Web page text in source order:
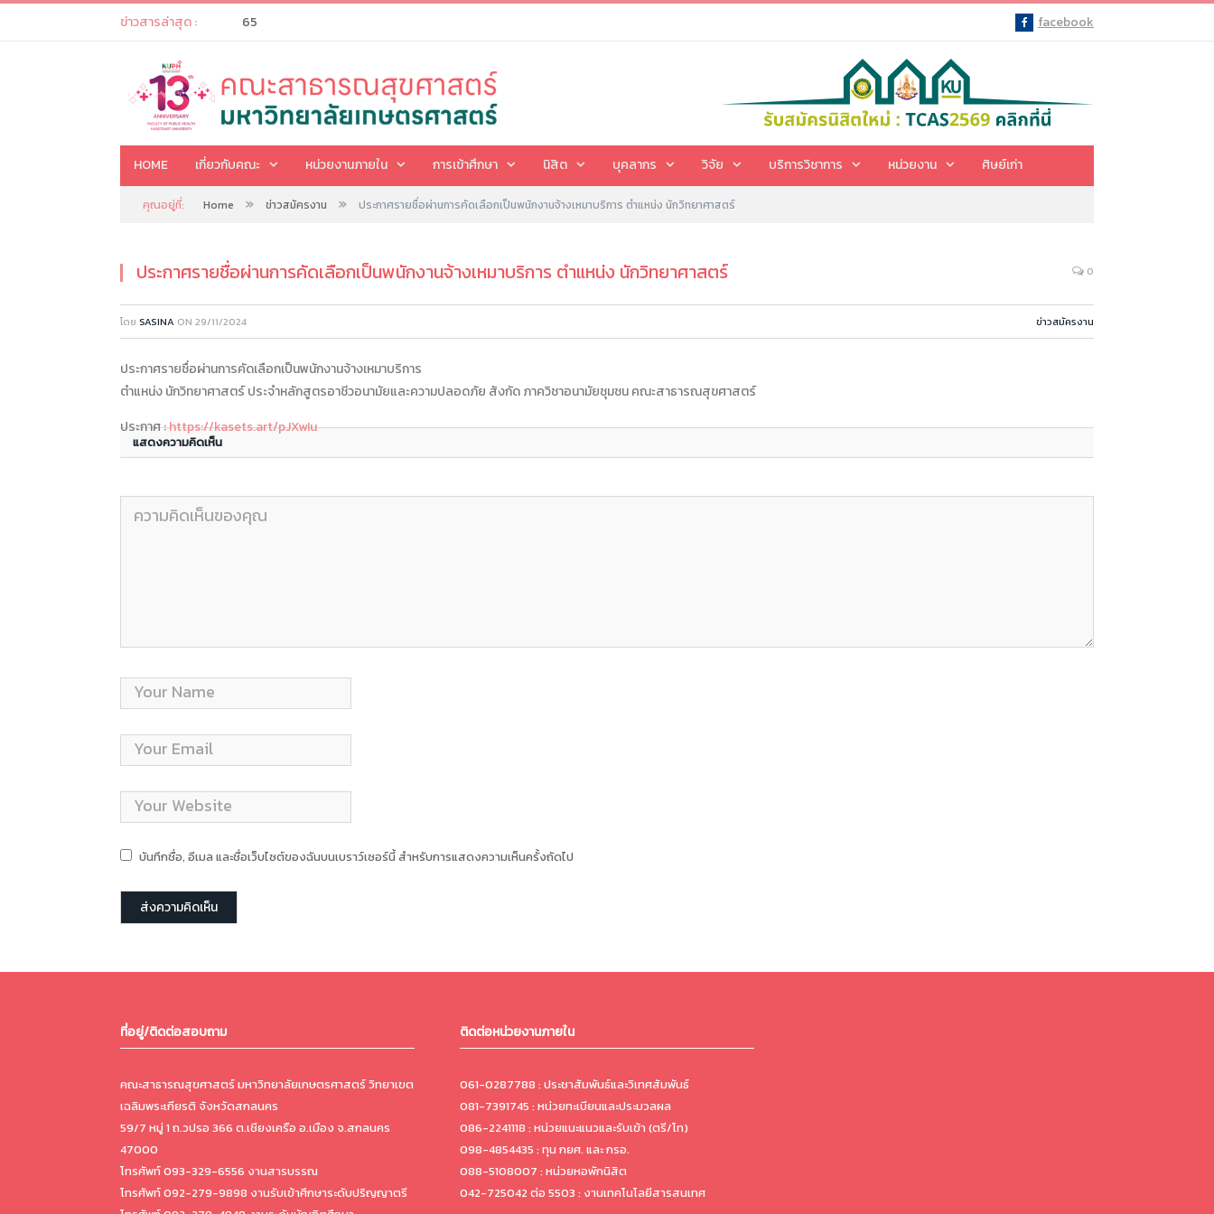
ข่าวสารล่าสุด : 65 Facebook
facebook
HOME เกี่ยวกับคณะ หน่วยงานภายใน การเข้าศึกษา นิสิต บุคลากร วิจัย บริการวิชาการ หน่วยงาน ศิษย์เก่า
คุณอยู่ที่: Home » ข่าวสมัครงาน » ประกาศรายชื่อผ่านการคัดเลือกเป็นพนักงานจ้างเหมาบริการ ตำแหน่ง นักวิทยาศาสตร์
ประกาศรายชื่อผ่านการคัดเลือกเป็นพนักงานจ้างเหมาบริการ ตำแหน่ง นักวิทยาศาสตร์ 0
โดย SASINA ON 29/11/2024 ข่าวสมัครงาน
ประกาศรายชื่อผ่านการคัดเลือกเป็นพนักงานจ้างเหมาบริการ
ตำแหน่ง นักวิทยาศาสตร์ ประจำหลักสูตรอาชีวอนามัยและความปลอดภัย สังกัด ภาควิชาอนามัยชุมชน คณะสาธารณสุขศาสตร์
ประกาศ :https://kasets.art/pJXwIu
แสดงความคิดเห็น
บันทึกชื่อ, อีเมล และชื่อเว็บไซต์ของฉันบนเบราว์เซอร์นี้ สำหรับการแสดงความเห็นครั้งถัดไป
ที่อยู่/ติดต่อสอบถาม
คณะสาธารณสุขศาสตร์ มหาวิทยาลัยเกษตรศาสตร์ วิทยาเขต
เฉลิมพระเกียรติ จังหวัดสกลนคร
59/7 หมู่ 1 ถ.วปรอ 366 ต.เชียงเครือ อ.เมือง จ.สกลนคร
47000
โทรศัพท์ 093-329-6556 งานสารบรรณ
โทรศัพท์ 092-279-9898 งานรับเข้าศึกษาระดับปริญญาตรี
ติดต่อหน่วยงานภายใน
061-0287788 : ประชาสัมพันธ์และวิเทศสัมพันธ์
081-7391745 : หน่วยทะเบียนและประมวลผล
086-2241118 : หน่วยแนะแนวและรับเข้า (ตรี/โท)
098-4854435 : ทุน กยศ. และ กรอ.
088-5108007 : หน่วยหอพักนิสิต
042-725042 ต่อ 5503 : งานเทคโนโลยีสารสนเทศ